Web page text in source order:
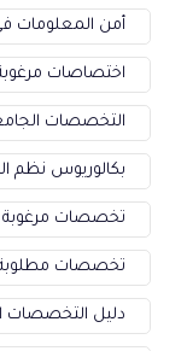
أمن المعلومات
اختصاصات
التخصصات
بكالوريوس نظم
تخصصات
تخصصات
دليل التخصصات